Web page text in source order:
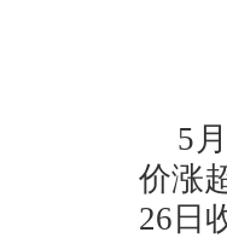
5
价涨
26日